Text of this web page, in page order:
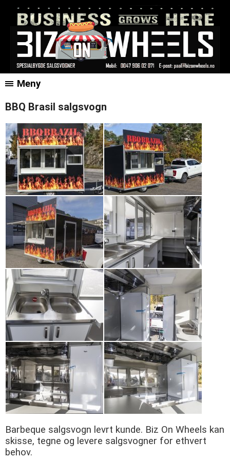
Meny
BBQ Brasil salgsvogn
Barbeque salgsvogn levrt kunde. Biz On Wheels kan
skisse, tegne og levere salgsvogner for ethvert
behov.